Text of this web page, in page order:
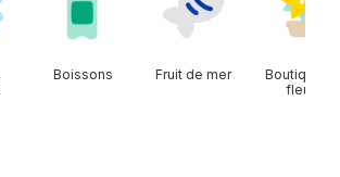
Boissons Fruit de mer
Boutique
fleurs